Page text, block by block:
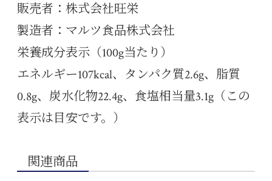
販売者：株式会社旺栄
製造者：マルツ食品株式会社
栄養成分表示（100g当たり）
エネルギー107kcal、タンパク質2.6g、脂質
0.8g、炭水化物22.4g、食塩相当量3.1g（この
表示は目安です。）
関連商品